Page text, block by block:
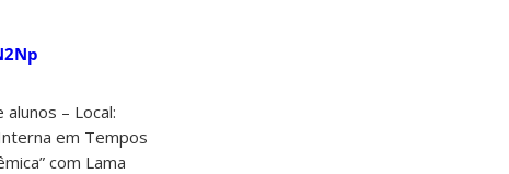
– Local:
em Tempos
com Lama